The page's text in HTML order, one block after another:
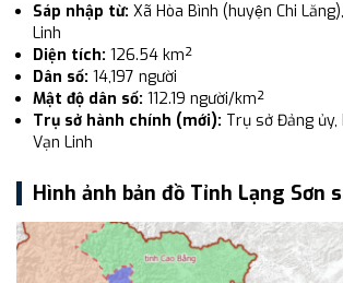
Sáp nhập từ: Xã Hòa Bình (huyện Chi
Linh
Diện tích: 126.54 km²
Dân số: 14,197 người
Mật độ dân số: 112.19 người/km²
Trụ sở hành chính (mới): Trụ sở Đảng ủy,
Vạn Linh
Hình ảnh bản đồ Tỉnh Lạng Sơn